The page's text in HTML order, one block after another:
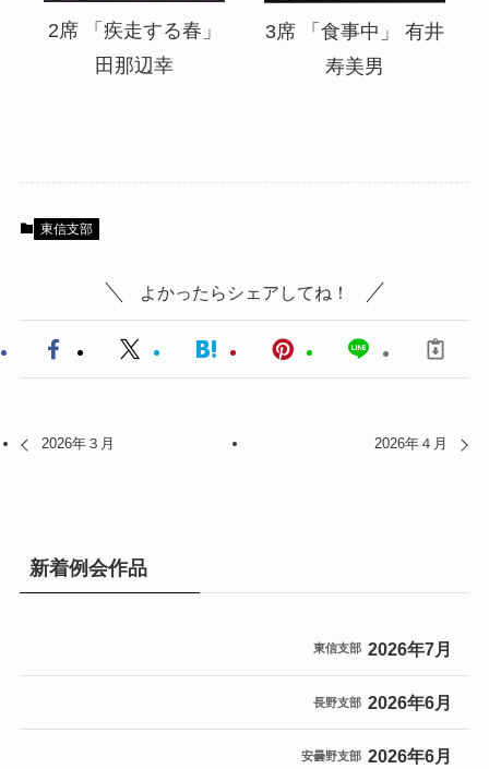
2席 「疾走する春」
田那辺幸
3席 「食事中」 有井
寿美男
東信支部
よかったらシェアしてね！
2026年３月 2026年４月
新着例会作品
2026年7月
東信支部
2026年6月
長野支部
2026年6月
安曇野支部